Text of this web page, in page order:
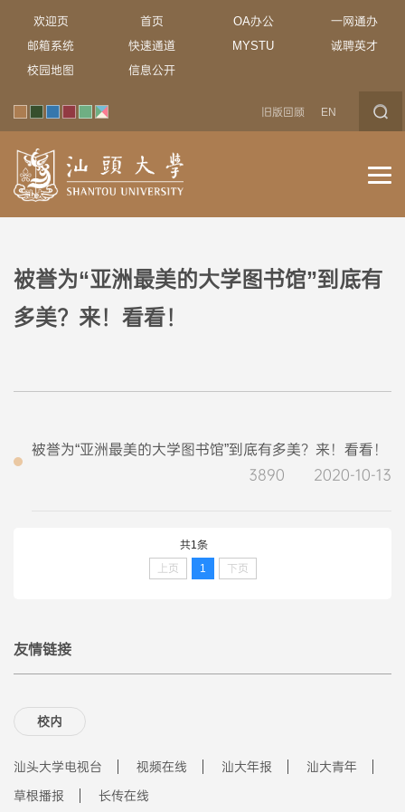
欢迎页 首页 OA办公
一网通办
邮箱系统
快速通道 MYSTU
诚聘英才
校园地图
信息公开
旧版回顾 EN
被誉为“亚洲最美的大学图书馆”到底有
多美？来！看看！
被誉为“亚洲最美的大学图书馆”到底有多美？来！看看！
3890 2020-10-13
共1条
上页
1 下页
友情链接
校内
汕头大学电视台 视频在线 汕大年报
汕大青年
草根播报
长传在线